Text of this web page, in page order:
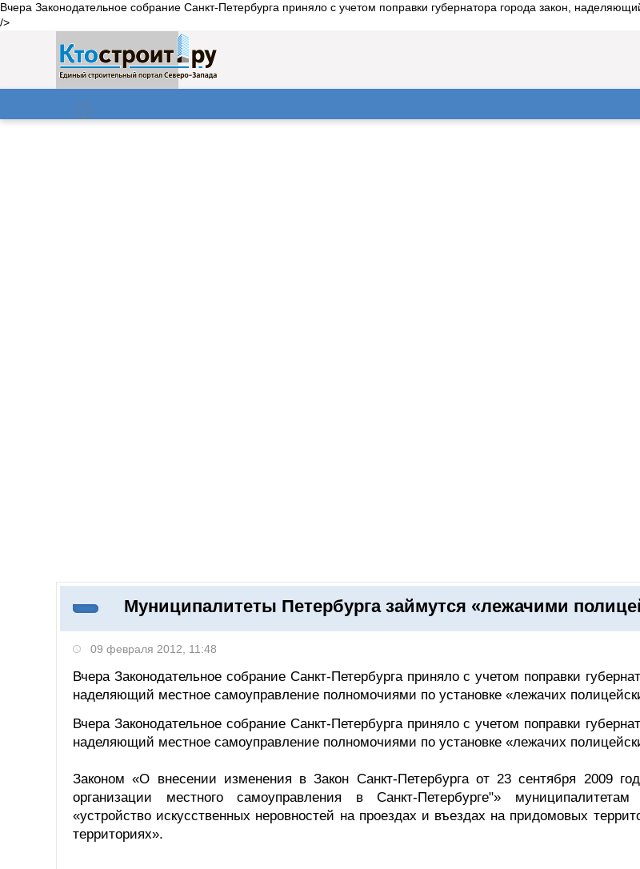
Вчера Законодательное собрание Санкт-Петербурга приняло с учетом поправки губернатора города закон,
/>
Поиск
ОНЛАЙН–ВЫСТАВКИ
Муниципалитеты Петербурга займутся «лежачими
09 февраля 2012, 11:48
Вчера Законодательное собрание Санкт-Петербурга приняло с учетом поправки
наделяющий местное самоуправление полномочиями по установке «лежачих
Вчера Законодательное собрание Санкт-Петербурга приняло с учетом поправки
наделяющий местное самоуправление полномочиями по установке «лежачих
Законом «О внесении изменения в Закон Санкт-Петербурга от 23 сентября 2009
организации местного самоуправления в Санкт-Петербурге"»
«устройство искусственных неровностей на проездах и въездах на придомовых
территориях».